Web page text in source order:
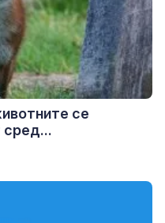
се
сред...